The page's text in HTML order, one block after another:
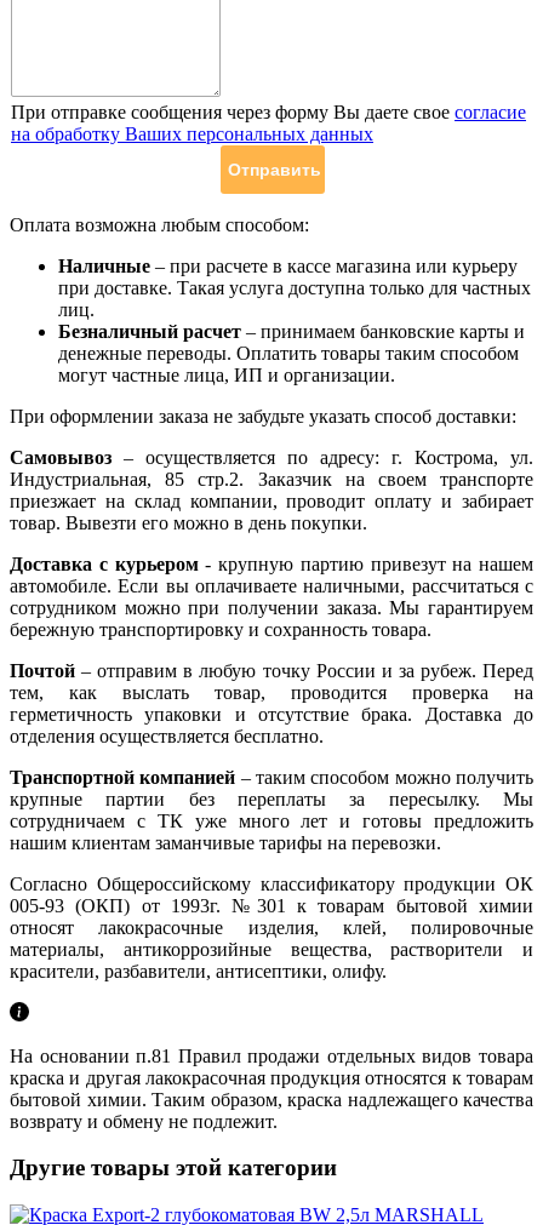
При отправке сообщения через форму Вы даете свое согласие
на обработку Ваших персональных данных
Оплата возможна любым способом:
Наличные – при расчете в кассе магазина или курьеру
при доставке. Такая услуга доступна только для частных
лиц.
Безналичный расчет – принимаем банковские карты и
денежные переводы. Оплатить товары таким способом
могут частные лица, ИП и организации.
При оформлении заказа не забудьте указать способ доставки:
Самовывоз – осуществляется по адресу: г. Кострома, ул.
Индустриальная, 85 стр.2. Заказчик на своем транспорте
приезжает на склад компании, проводит оплату и забирает
товар. Вывезти его можно в день покупки.
Доставка с курьером- крупную партию привезут на нашем
автомобиле. Если вы оплачиваете наличными, рассчитаться с
сотрудником можно при получении заказа. Мы гарантируем
бережную транспортировку и сохранность товара.
Почтой – отправим в любую точку России и за рубеж. Перед
тем, как выслать товар, проводится проверка на
герметичность упаковки и отсутствие брака. Доставка до
отделения осуществляется бесплатно.
Транспортной компанией – таким способом можно получить
крупные партии без переплаты за пересылку. Мы
сотрудничаем с ТК уже много лет и готовы предложить
нашим клиентам заманчивые тарифы на перевозки.
Согласно Общероссийскому классификатору продукции ОК
005-93 (ОКП) от 1993г. №301 к товарам бытовой химии
относят лакокрасочные изделия, клей, полировочные
материалы, антикоррозийные вещества, растворители и
красители, разбавители, антисептики, олифу.
На основании п.81 Правил продажи отдельных видов товара
краска и другая лакокрасочная продукция относятся к товарам
бытовой химии. Таким образом, краска надлежащего качества
возврату и обмену не подлежит.
Другие товары этой категории